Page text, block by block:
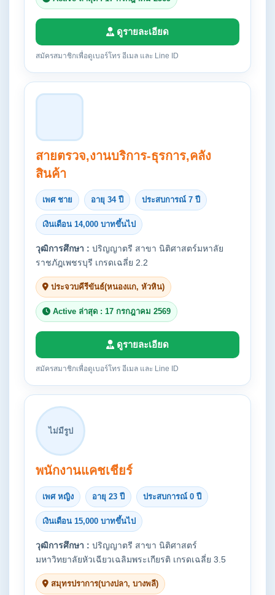
ดูรายละเอียด
สมัครสมาชิกเพื่อดูเบอร์โทร อีเมล และ Line ID
สายตรวจ,งานบริการ-ธุรการ,คลัง
สินค้า
เพศ ชาย อายุ 34 ปี ประสบการณ์ 7 ปี
เงินเดือน 14,000 บาทขึ้นไป
วุฒิการศึกษา : ปริญญาตรี สาขา นิติศาสตร์มหาลัย
ราชภัฎเพชรบุรี เกรดเฉลี่ย 2.2
ประจวบคีรีขันธ์(หนองแก, หัวหิน)
Active ล่าสุด : 17 กรกฎาคม 2569
ดูรายละเอียด
สมัครสมาชิกเพื่อดูเบอร์โทร อีเมล และ Line ID
ไม่มีรูป
พนักงานแคชเชียร์
เพศ หญิง อายุ 23 ปี ประสบการณ์ 0 ปี
เงินเดือน 15,000 บาทขึ้นไป
วุฒิการศึกษา : ปริญญาตรี สาขา นิติศาสตร์
มหาวิทยาลัยหัวเฉียวเฉลิมพระเกียรติ เกรดเฉลี่ย 3.5
สมุทรปราการ(บางปลา, บางพลี)